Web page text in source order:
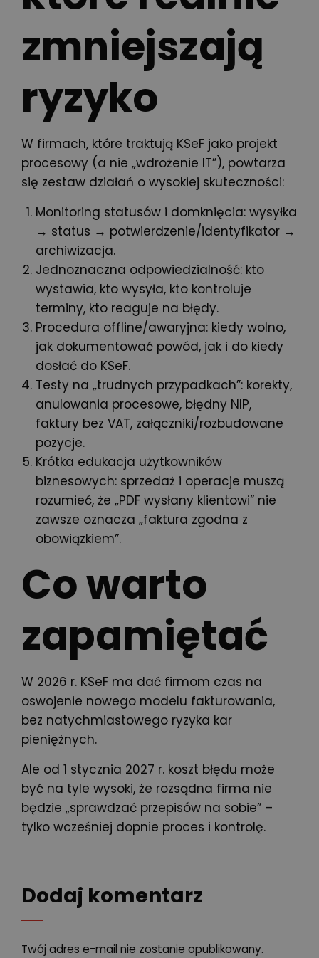
zmniejszają
ryzyko
W firmach, które traktują KSeF jako projekt
procesowy (a nie „wdrożenie IT”), powtarza
się zestaw działań o wysokiej skuteczności:
Monitoring statusów i domknięcia: wysyłka
→ status → potwierdzenie/identyfikator →
archiwizacja.
Jednoznaczna odpowiedzialność: kto
wystawia, kto wysyła, kto kontroluje
terminy, kto reaguje na błędy.
Procedura offline/awaryjna: kiedy wolno,
jak dokumentować powód, jak i do kiedy
dosłać do KSeF.
Testy na „trudnych przypadkach”: korekty,
anulowania procesowe, błędny NIP,
faktury bez VAT, załączniki/rozbudowane
pozycje.
Krótka edukacja użytkowników
biznesowych: sprzedaż i operacje muszą
rozumieć, że „PDF wysłany klientowi” nie
zawsze oznacza „faktura zgodna z
obowiązkiem”.
Co warto
zapamiętać
W 2026 r. KSeF ma dać firmom czas na
oswojenie nowego modelu fakturowania,
bez natychmiastowego ryzyka kar
pieniężnych.
Ale od 1 stycznia 2027 r. koszt błędu może
być na tyle wysoki, że rozsądna firma nie
będzie „sprawdzać przepisów na sobie” –
tylko wcześniej dopnie proces i kontrolę.
Dodaj komentarz
Twój adres e-mail nie zostanie opublikowany.